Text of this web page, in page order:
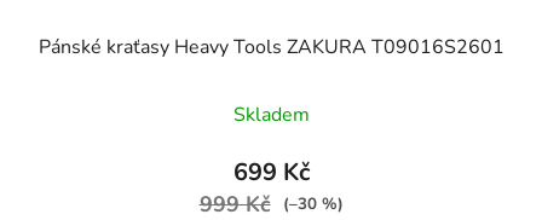
Pánské kraťasy Heavy Tools ZAKURA T09016S2601
Skladem
699 Kč
999 Kč (–30 %)